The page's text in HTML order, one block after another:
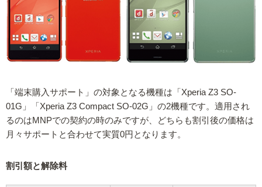
「端末購入サポート」の対象となる機種は「Xperia Z3 SO-
01G」「Xperia Z3 Compact SO-02G」の2機種です。適用され
るのはMNPでの契約の時のみですが、どちらも割引後の価格は
月々サポートと合わせて実質0円となります。
割引額と解除料